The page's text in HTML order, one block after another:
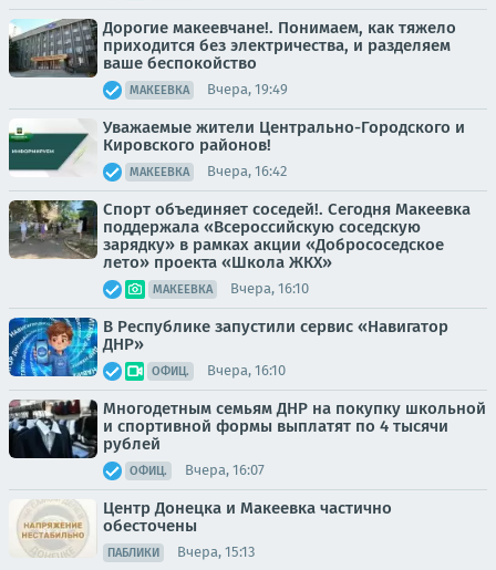
Дорогие макеевчане!. Понимаем, как тяжело
приходится без электричества, и разделяем
ваше беспокойство
МАКЕЕВКА Вчера, 19:49
Уважаемые жители Центрально-Городского и
Кировского районов!
МАКЕЕВКА Вчера, 16:42
Спорт объединяет соседей!. Сегодня Макеевка
поддержала «Всероссийскую соседскую
зарядку» в рамках акции «Добрососедское
лето» проекта «Школа ЖКХ»
МАКЕЕВКА Вчера, 16:10
В Республике запустили сервис «Навигатор
ДНР»
ОФИЦ. Вчера, 16:10
Многодетным семьям ДНР на покупку школьной
и спортивной формы выплатят по 4 тысячи
рублей
ОФИЦ. Вчера, 16:07
Центр Донецка и Макеевка частично
обесточены
ПАБЛИКИ Вчера, 15:13